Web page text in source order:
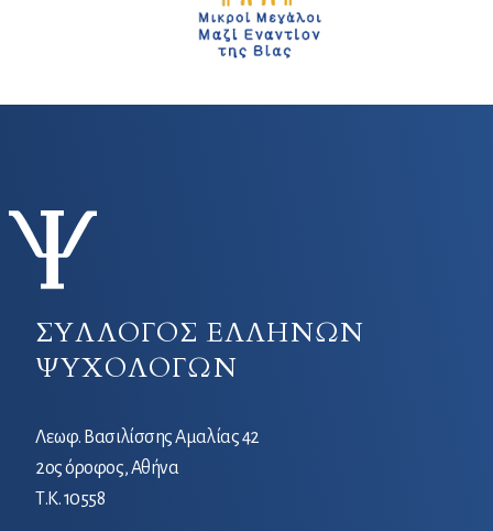
ΣΥΛΛΟΓΟΣ ΕΛΛΗΝΩΝ
ΨΥΧΟΛΟΓΩΝ
Λεωφ. Βασιλίσσης Αμαλίας 42
2ος όροφος, Αθήνα
Τ.Κ. 10558